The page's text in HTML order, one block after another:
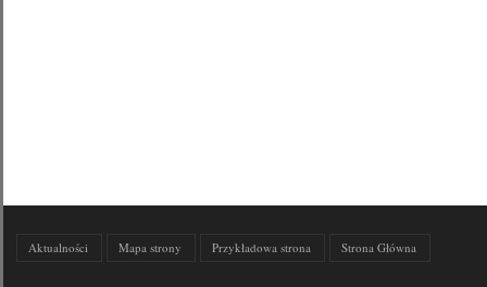
Aktualności Mapa strony Przykładowa strona Strona Główna